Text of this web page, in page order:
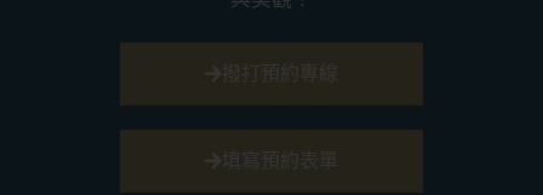
撥打預約專線
填寫預約表單